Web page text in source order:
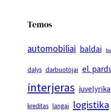
Temos
automobiliai baldai
dalys darbuotojai el.
interjeras juvelyrika
kreditas langai logistika